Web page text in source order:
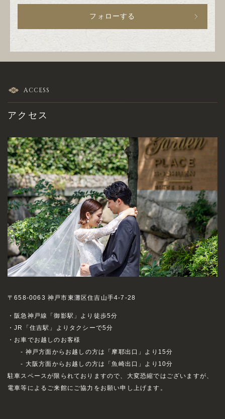
フォローする
ACCESS
アクセス
〒658-0063 神戸市東灘区住吉山手4-7-28
・阪急神戸線「御影駅」より徒歩5分
・JR「住吉駅」よりタクシーで5分
・お車でお越しのお客様
- 神戸方面からお越しの方は「摩耶出口」より15分
- 大阪方面からお越しの方は「魚崎出口」より10分
駐車スペースが限られておりますので、大変恐縮ではございますが、
電車等によるご来館にご協力をお願い申し上げます。